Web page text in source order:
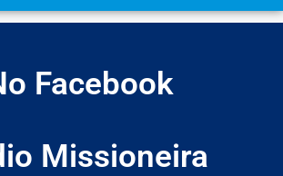
Facebook
Missioneira